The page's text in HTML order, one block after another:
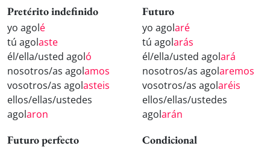
Pretérito indefinido
yo agolé
tú agolaste
él/ella/usted agoló
nosotros/as agolamos
vosotros/as agolasteis
ellos/ellas/ustedes
agolaron
Futuro
yo agolaré
tú agolarás
él/ella/usted agolará
nosotros/as agolaremos
vosotros/as agolaréis
ellos/ellas/ustedes
agolarán
Futuro perfecto Condicional